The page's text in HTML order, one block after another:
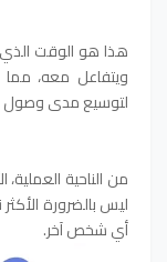
هذا هو الوقت
لتوسيع مدى وصول
من الناحية
ليس بالضرورة
أي شخص آخر.